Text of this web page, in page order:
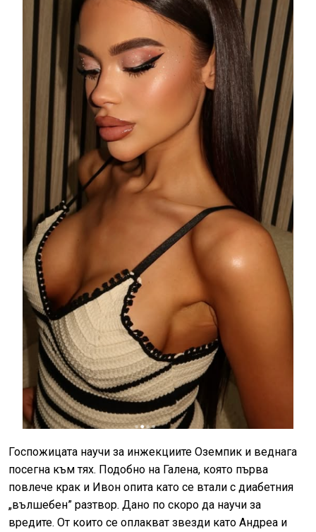
Госпожицата научи за инжекциите Оземпик и веднага
посегна към тях. Подобно на Галена, която първа
повлече крак и Ивон опита като се втали с диабетния
„вълшебен” разтвор. Дано по скоро да научи за
вредите. От които се оплакват звезди като Андреа и